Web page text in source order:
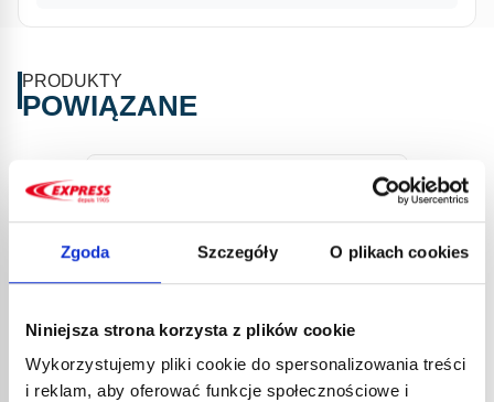
Zgoda Szczegóły O plikach cookies
Niniejsza strona korzysta z plików cookie
Wykorzystujemy pliki cookie do spersonalizowania treści
i reklam, aby oferować funkcje społecznościowe i
PRODUKTY
POWIĄZANE